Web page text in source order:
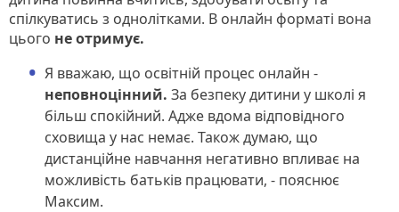
спілкуватись з однолітками. В онлайн форматі вона
цього не отримує.
Я вважаю, що освітній процес онлайн -
неповноцінний. За безпеку дитини у школі я
більш спокійний. Адже вдома відповідного
сховища у нас немає. Також думаю, що
дистанційне навчання негативно впливає на
можливість батьків працювати, - пояснює
Максим.